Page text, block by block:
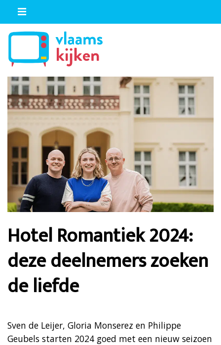
Hotel Romantiek 2024:
deze deelnemers zoeken
de liefde
Sven de Leijer, Gloria Monserez en Philippe
Geubels starten 2024 goed met een nieuw seizoen